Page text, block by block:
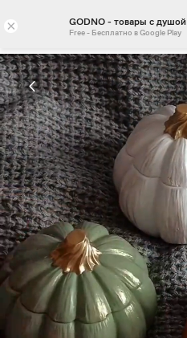
× GODNO - товары с душой
Free - Бесплатно в Google Play